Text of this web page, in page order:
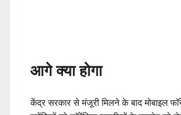
आगे क्या होगा
केंद्र सरकार से मंजूरी मिलने के बाद मोबाइल